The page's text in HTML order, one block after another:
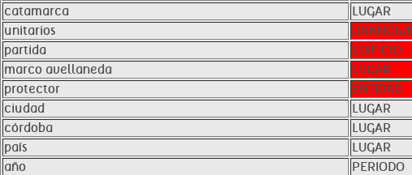
catamarca
LUGAR
unitarios
partida
EDIFICIO
marco avellaneda
LUGAR
protector
ENTIDAD
ciudad
LUGAR
córdoba
LUGAR
país
LUGAR
año
PERIODO